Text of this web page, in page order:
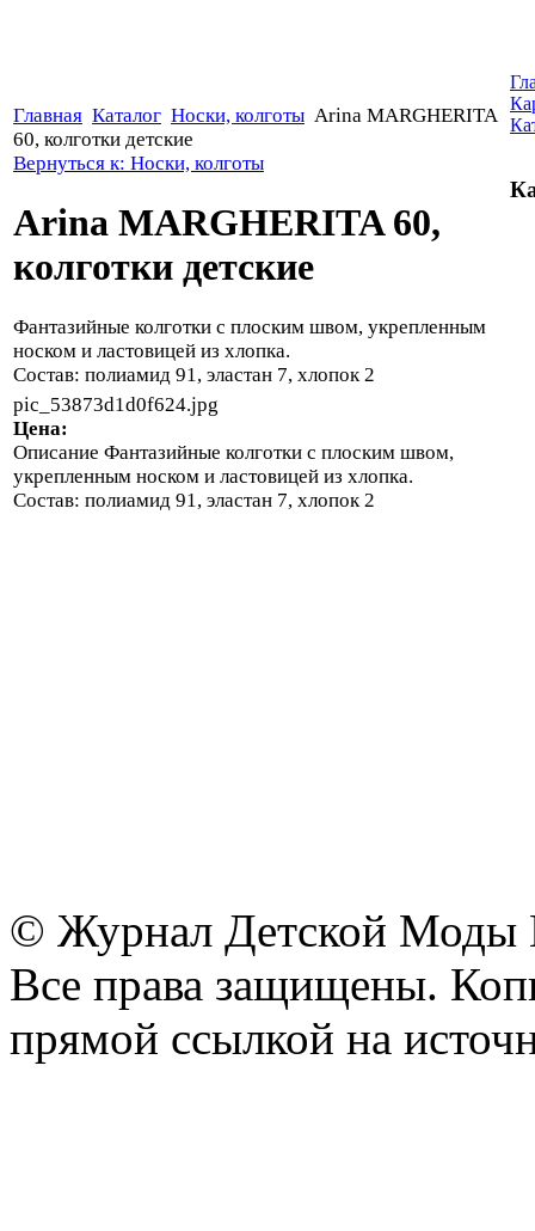
Главная Каталог Носки, колготы Arina MARGHERITA
60, колготки детские
Вернуться к: Носки, колготы
Arina MARGHERITA 60,
колготки детские
Фантазийные колготки с плоским швом, укрепленным
носком и ластовицей из хлопка.
Состав: полиамид 91, эластан 7, хлопок 2
pic_53873d1d0f624.jpg
Цена:
Описание Фантазийные колготки с плоским швом,
укрепленным носком и ластовицей из хлопка.
Состав: полиамид 91, эластан 7, хлопок 2
© Журнал Детской Моды
Все права защищены.
прямой ссылкой на